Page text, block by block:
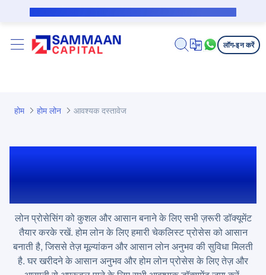
मुख्य कंटेंट पर जाएं
लॉग-इन करें
होम होम लोन आवश्यक दस्तावेज
होम लोन के लिए आवश्यक
लोन प्रोसेसिंग को कुशल और आसान बनाने के लिए सभी ज़रूरी डॉक्यूमेंट
तैयार करके रखें. होम लोन के लिए हमारी चेकलिस्ट प्रोसेस को आसान
बनाती है, जिससे तेज़ मूल्यांकन और आसान लोन अनुभव की सुविधा मिलती
है. घर खरीदने के आसान अनुभव और होम लोन प्रोसेस के लिए तेज़ और